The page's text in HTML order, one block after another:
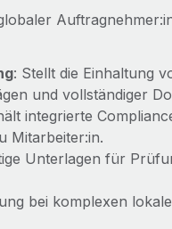
: Stellt die Einhaltung
und vollständiger
integrierte
Mitarbeiter:in.
Unterlagen für
bei komplexen